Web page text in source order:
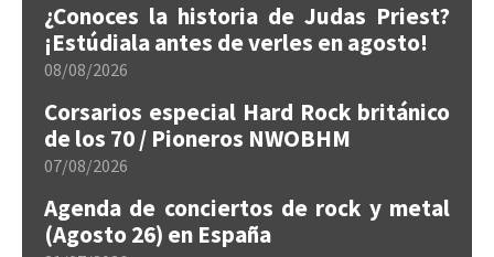
¿Conoces la historia de Judas Priest?
¡Estúdiala antes de verles en agosto!
08/08/2026
Corsarios especial Hard Rock británico
de los 70 / Pioneros NWOBHM
07/08/2026
Agenda de conciertos de rock y metal
(Agosto 26) en España